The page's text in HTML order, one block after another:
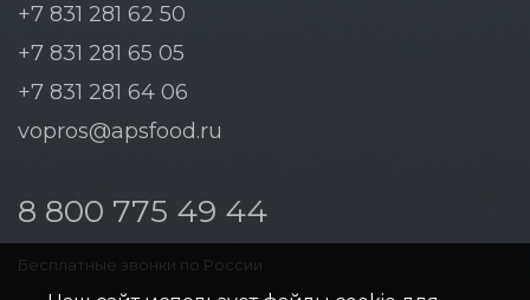
+7 831 281 62 50
+7 831 281 65 05
+7 831 281 64 06
vopros@apsfood.ru
8 800 775 49 44
Бесплатные звонки по России